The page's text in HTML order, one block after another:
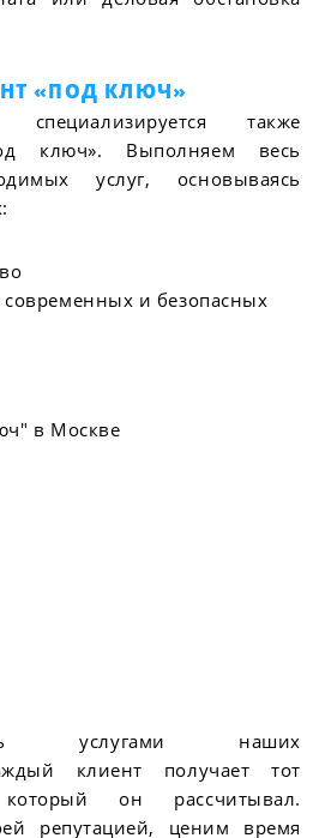
«ПОД КЛЮЧ»
также
ключ». Выполняем весь
услуг, основываясь
современных и безопасных
услугами наших
клиент получает тот
он рассчитывал.
репутацией, ценим время